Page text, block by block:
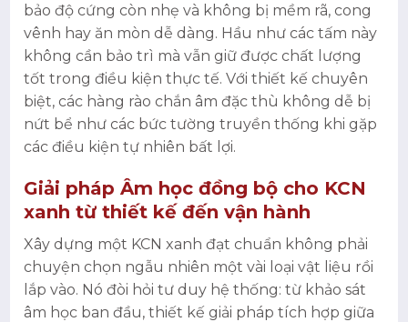
bảo độ cứng còn nhẹ và không bị mềm rã, cong
vênh hay ăn mòn dễ dàng. Hầu như các tấm này
không cần bảo trì mà vẫn giữ được chất lượng
tốt trong điều kiện thực tế. Với thiết kế chuyên
biệt, các hàng rào chắn âm đặc thù không dễ bị
nứt bể như các bức tường truyền thống khi gặp
các điều kiện tự nhiên bất lợi.
Giải pháp Âm học đồng bộ cho KCN
xanh từ thiết kế đến vận hành
Xây dựng một KCN xanh đạt chuẩn không phải
chuyện chọn ngẫu nhiên một vài loại vật liệu rồi
lắp vào. Nó đòi hỏi tư duy hệ thống: từ khảo sát
âm học ban đầu, thiết kế giải pháp tích hợp giữa